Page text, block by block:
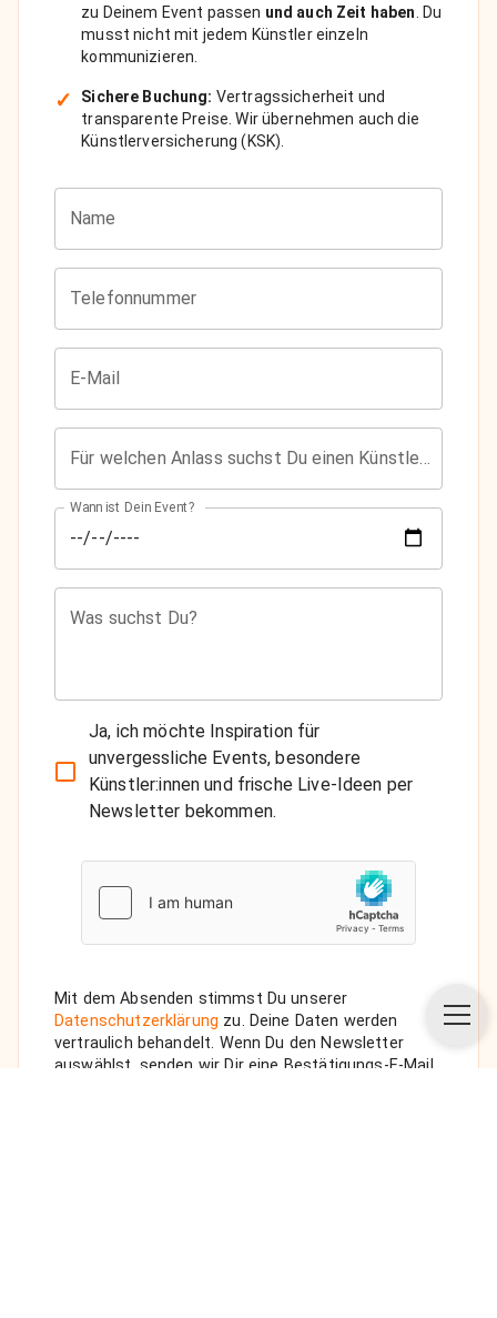
zu Deinem Event passen und auch Zeit haben . Du
musst nicht mit jedem Künstler einzeln
kommunizieren.
✓ Sichere Buchung: Vertragssicherheit und
transparente Preise. Wir übernehmen auch die
Künstlerversicherung (KSK).
Name
Telefonnummer
E-Mail
Wann ist Dein Event?
Was suchst Du?
Ja, ich möchte Inspiration für
unvergessliche Events, besondere
Künstler:innen und frische Live-Ideen per
Newsletter bekommen.
Mit dem Absenden stimmst Du unserer
Datenschutzerklärung zu. Deine Daten werden
vertraulich behandelt. Wenn Du den Newsletter
auswählst, senden wir Dir eine Bestätigungs-E-Mail.